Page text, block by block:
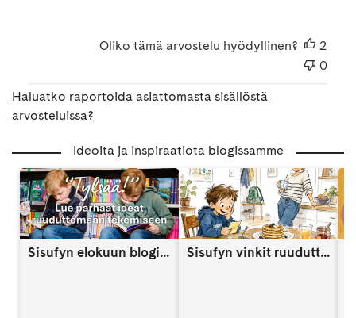
Oliko tämä arvostelu hyödyllinen?
2
0
Haluatko raportoida asiattomasta sisällöstä
arvosteluissa?
Ideoita ja inspiraatiota blogissamme
Sisufyn elokuun blogi: Näin vahvistat lapsen itsetuntoa someaikana Sisufyn vinkit ruuduttomaan päivään: Vinkki 9